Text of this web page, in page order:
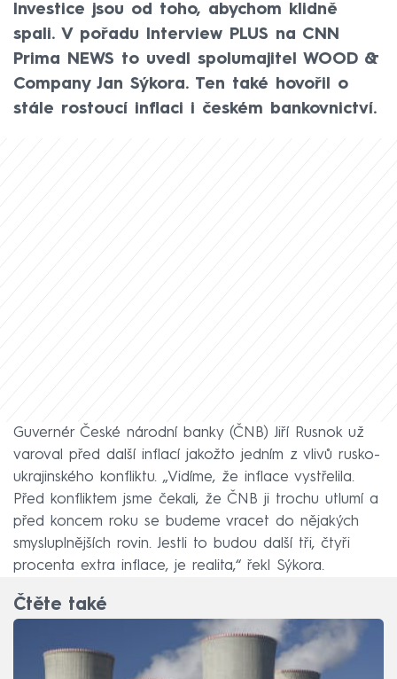
Investice jsou od toho, abychom klidně
spali. V pořadu Interview PLUS na CNN
Prima NEWS to uvedl spolumajitel WOOD &
Company Jan Sýkora. Ten také hovořil o
stále rostoucí inflaci i českém bankovnictví.
Guvernér České národní banky (ČNB) Jiří Rusnok už
varoval před další inflací jakožto jedním z vlivů rusko-
ukrajinského konfliktu. „Vidíme, že inflace vystřelila.
Před konfliktem jsme čekali, že ČNB ji trochu utlumí a
před koncem roku se budeme vracet do nějakých
smysluplnějších rovin. Jestli to budou další tři, čtyři
procenta extra inflace, je realita,“ řekl Sýkora.
Čtěte také